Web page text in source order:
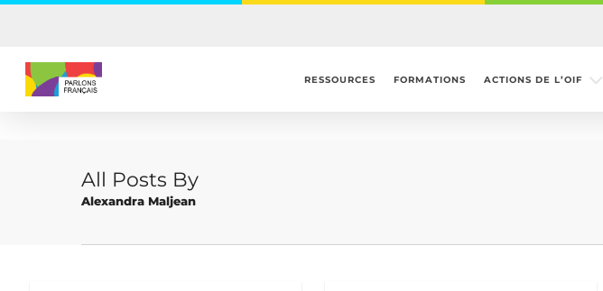
Skip
content
RESSOURCES FORMATIONS ACTIONS DE L’OIF
All Posts By
Alexandra Maljean